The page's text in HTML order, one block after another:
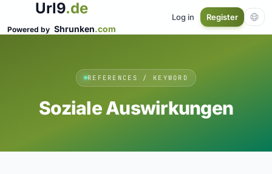
Url9.de
Powered by Shrunken.com
Log in Register
REFERENCES / KEYWORD
Soziale Auswirkungen